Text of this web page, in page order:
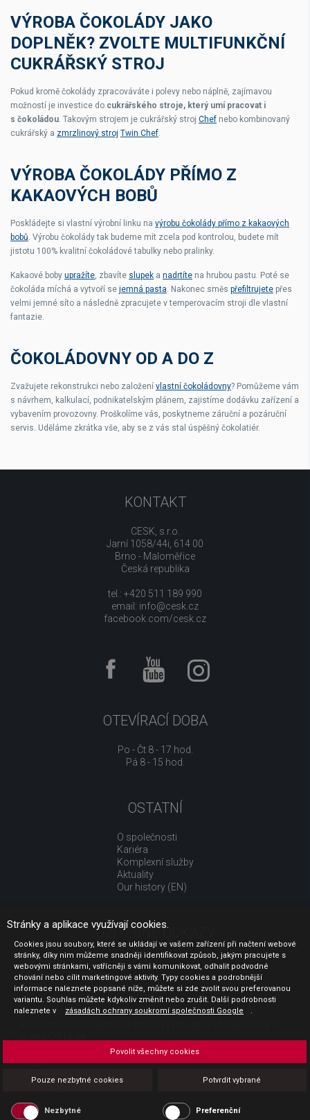
VÝROBA ČOKOLÁDY JAKO
DOPLNĚK? ZVOLTE MULTIFUNKČNÍ
CUKRÁŘSKÝ STROJ
Pokud kromě čokolády zpracováváte i polevy nebo náplně, zajímavou
možností je investice do cukrářského stroje, který umí pracovat i
s čokoládou. Takovým strojem je cukrářský stroj Chef nebo kombinovaný
cukrářský a zmrzlinový stroj Twin Chef.
VÝROBA ČOKOLÁDY PŘÍMO Z
KAKAOVÝCH BOBŮ
Poskládejte si vlastní výrobní linku na výrobu čokolády přímo z kakaových
bobů. Výrobu čokolády tak budeme mít zcela pod kontrolou, budete mít
jistotu 100% kvalitní čokoládové tabulky nebo pralinky.
Kakaové boby upražíte, zbavíte slupek a nadrtíte na hrubou pastu. Poté se
čokoláda míchá a vytvoří se jemná pasta. Nakonec směs přefiltrujete přes
velmi jemné síto a následně zpracujete v temperovacím stroji dle vlastní
fantazie.
ČOKOLÁDOVNY OD A DO Z
Zvažujete rekonstrukci nebo založení vlastní čokoládovny? Pomůžeme vám
s návrhem, kalkulací, podnikatelským plánem, zajistíme dodávku zařízení a
vybavením provozovny. Proškolíme vás, poskytneme záruční a pozáruční
servis. Uděláme zkrátka vše, aby se z vás stal úspěšný čokolatiér.
KONTAKT
CESK, s.r.o.
Jarní 1058/44i, 614 00
Brno - Maloměřice
Česká republika
tel.: +420 511 189 990
email: info@cesk.cz
facebook.com/cesk.cz
OTEVÍRACÍ DOBA
Po - Čt 8 - 17 hod.
Pá 8 - 15 hod.
OSTATNÍ
O společnosti
Kariéra
Komplexní služby
Aktuality
Our history (EN)
UŽITEČNÉ ODKAZY
Jak nakupovat
Obchodní podmínky
GDPR - ochrana osobních údajů
Profil zadavatele
Sdělení před uzavřením kupní smlouvy pro spotřebitele
Platba
Povinná publicita
Stránky a aplikace využívají cookies.
Cookies jsou soubory, které se ukládají ve vašem zařízení při načtení webové
stránky, díky nim můžeme snadněji identifikovat způsob, jakým pracujete s
webovými stránkami, vstřícněji s vámi komunikovat, odhalit podvodné
chování nebo cílit marketingové aktivity. Typy cookies a podrobnější
informace naleznete popsané níže, můžete si zde zvolit svou preferovanou
variantu. Souhlas můžete kdykoliv změnit nebo zrušit. Další podrobnosti
naleznete v
zásadách ochrany soukromí společnosti Google .
Pouze nezbytné cookies Potvrdit vybrané
Povolit všechny cookies
Nezbytné Preferenční